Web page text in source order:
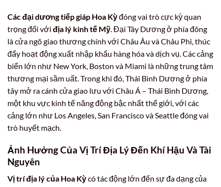
Các đại dương tiếp giáp Hoa Kỳđóng vai trò cực kỳ quan
trọng đối với địa lý kinh tế Mỹ. Đại Tây Dương ở phía đông
là cửa ngõ giao thương chính với Châu Âu và Châu Phi, thúc
đẩy hoạt động xuất nhập khẩu hàng hóa và dịch vụ. Các cảng
biển lớn như New York, Boston và Miami là những trung tâm
thương mại sầm uất. Trong khi đó, Thái Bình Dương ở phía
tây mở ra cánh cửa giao lưu với Châu Á – Thái Bình Dương,
một khu vực kinh tế năng động bậc nhất thế giới, với các
cảng lớn như Los Angeles, San Francisco và Seattle đóng vai
trò huyết mạch.
Ảnh Hưởng Của Vị Trí Địa Lý Đến Khí Hậu Và Tài
Nguyên
Vị trí địa lý của Hoa Kỳcó tác động lớn đến sự đa dạng của